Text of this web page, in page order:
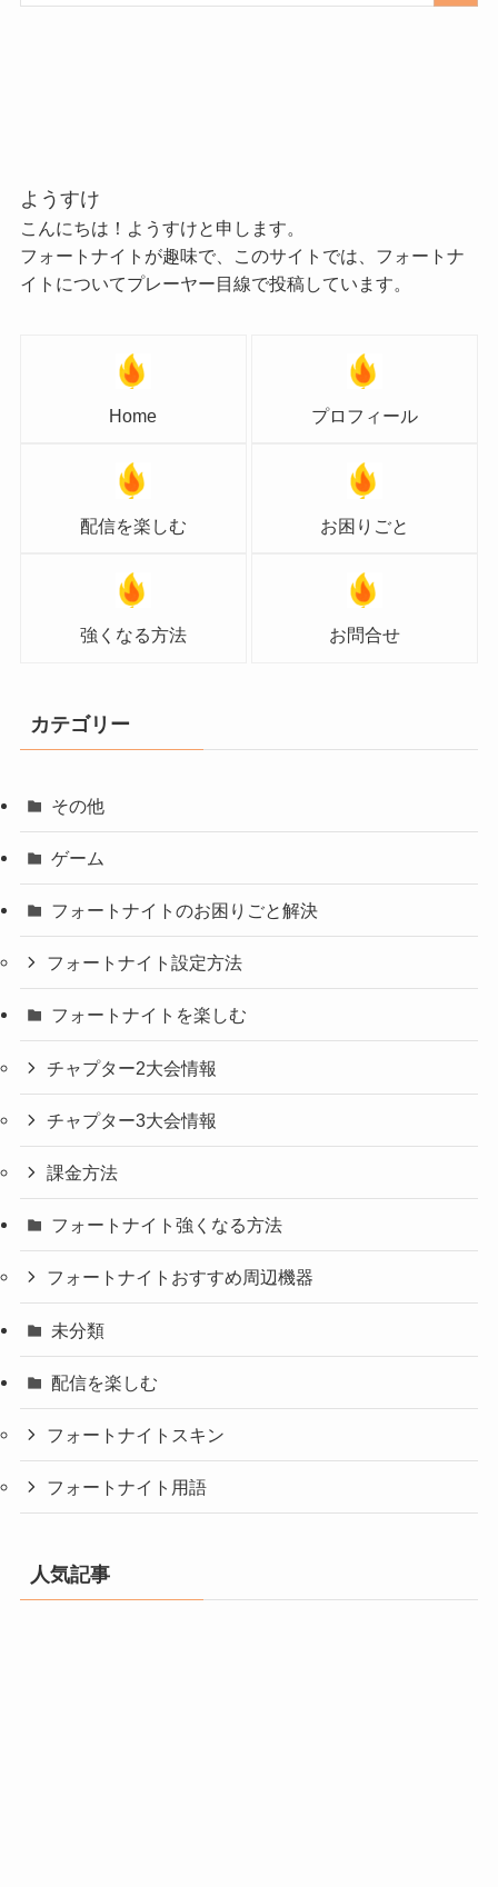
ようすけ
こんにちは！ようすけと申します。
フォートナイトが趣味で、このサイトでは、フォートナ
イトについてプレーヤー目線で投稿しています。
Home プロフィール
配信を楽しむ お困りごと
強くなる方法 お問合せ
カテゴリー
その他
ゲーム
フォートナイトのお困りごと解決
フォートナイト設定方法
フォートナイトを楽しむ
チャプター2大会情報
チャプター3大会情報
課金方法
フォートナイト強くなる方法
フォートナイトおすすめ周辺機器
未分類
配信を楽しむ
フォートナイトスキン
フォートナイト用語
人気記事